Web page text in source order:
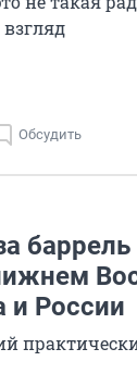
Обсудить
и России